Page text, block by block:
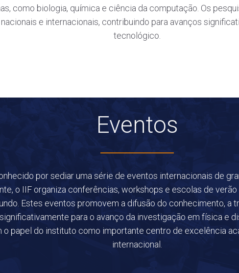
como biologia, química e ciência da computação. Os
e internacionais, contribuindo para avanços
tecnológico.
Eventos
por sediar uma série de eventos internacionais de
o IIF organiza conferências, workshops e escolas de
Estes eventos promovem a difusão do conhecimento, a
para o avanço da investigação em física e
papel do instituto como importante centro de excelência
internacional.